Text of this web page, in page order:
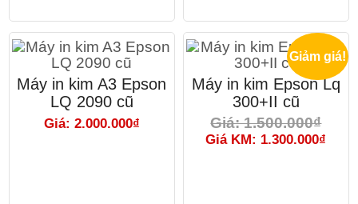
Máy in kim A3 Epson
LQ 2090 cũ
Giá: 2.000.000₫
Giảm giá!
Máy in kim Epson Lq
300+II cũ
Giá: 1.500.000₫
Giá KM: 1.300.000₫